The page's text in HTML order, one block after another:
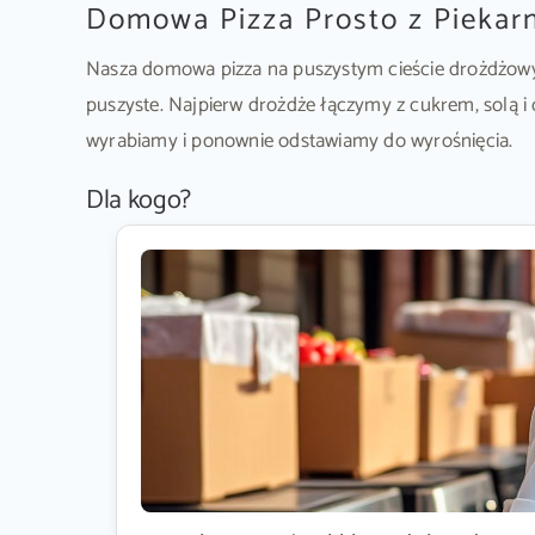
Domowa Pizza Prosto z
Nasza domowa pizza na puszystym cieście
puszyste. Najpierw drożdże łączymy z cukrem, solą
wyrabiamy i ponownie odstawiamy do wyrośnięcia.
Dla kogo?